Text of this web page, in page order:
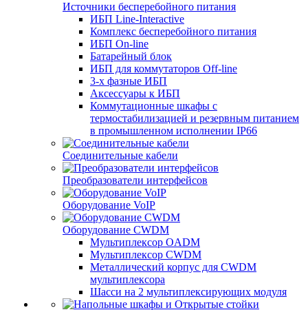
Источники бесперебойного питания
ИБП Line-Interactive
Комплекс бесперебойного питания
ИБП On-line
Батарейный блок
ИБП для коммутаторов Off-line
3-х фазные ИБП
Аксессуары к ИБП
Коммутационные шкафы с
термостабилизацией и резервным питанием
в промышленном исполнении IP66
Соединительные кабели
Преобразователи интерфейсов
Оборудование VoIP
Оборудование CWDM
Мультиплекcор OADM
Мультиплексор CWDM
Металлический корпус для CWDM
мультиплексора
Шасси на 2 мультиплексирующих модуля